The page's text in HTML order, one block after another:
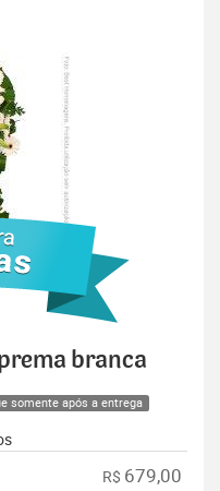
branca
somente após a entrega
R$ 679,00